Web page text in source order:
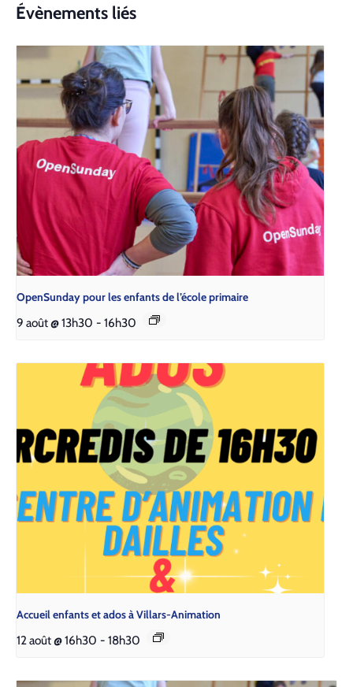
Évènements liés
Open­Sun­day pour les enfants de l’é­cole pri­maire
9 août @ 13h30 - 16h30
Accueil enfants et ados à Villars-Animation
12 août @ 16h30 - 18h30